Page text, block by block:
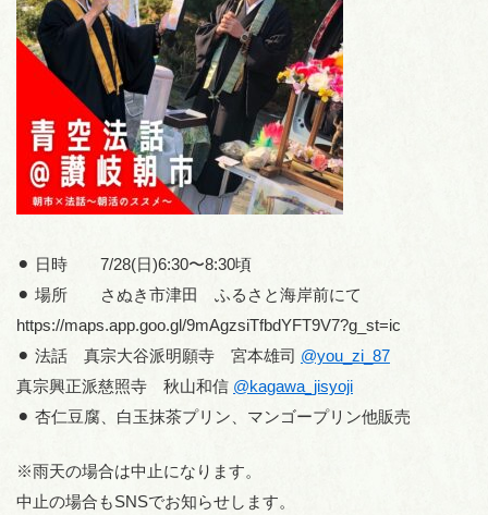
⚫︎ 日時 7/28(日)6:30〜8:30頃
⚫︎ 場所 さぬき市津田 ふるさと海岸前にて
https://maps.app.goo.gl/9mAgzsiTfbdYFT9V7?g_st=ic
⚫︎ 法話 真宗大谷派明願寺 宮本雄司 @you_zi_87
真宗興正派慈照寺 秋山和信 @kagawa_jisyoji
⚫︎ 杏仁豆腐、白玉抹茶プリン、マンゴープリン他販売
※雨天の場合は中止になります。
中止の場合もSNSでお知らせします。